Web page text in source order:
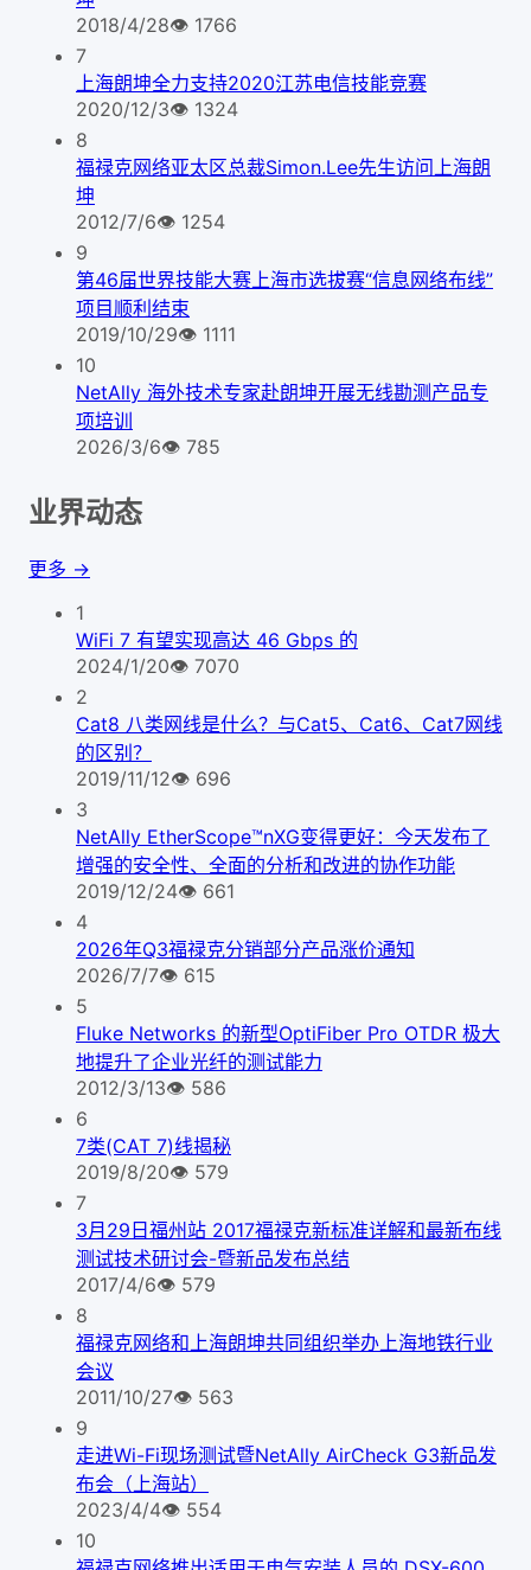
2018/4/28👁 1766
7
上海朗坤全力支持2020江苏电信技能竞赛
2020/12/3👁 1324
8
福禄克网络亚太区总裁Simon.Lee先生访问上海朗
坤
2012/7/6👁 1254
9
第46届世界技能大赛上海市选拔赛“信息网络布线”
项目顺利结束
2019/10/29👁 1111
10
NetAlly 海外技术专家赴朗坤开展无线勘测产品专
项培训
2026/3/6👁 785
业界动态
更多 →
1
WiFi 7 有望实现高达 46 Gbps 的
2024/1/20👁 7070
2
Cat8 八类网线是什么？与Cat5、Cat6、Cat7网线
的区别？
2019/11/12👁 696
3
NetAlly EtherScope™nXG变得更好：今天发布了
增强的安全性、全面的分析和改进的协作功能
2019/12/24👁 661
4
2026年Q3福禄克分销部分产品涨价通知
2026/7/7👁 615
5
Fluke Networks 的新型OptiFiber Pro OTDR 极大
地提升了企业光纤的测试能力
2012/3/13👁 586
6
7类(CAT 7)线揭秘
2019/8/20👁 579
7
3月29日福州站 2017福禄克新标准详解和最新布线
测试技术研讨会-暨新品发布总结
2017/4/6👁 579
8
福禄克网络和上海朗坤共同组织举办上海地铁行业
会议
2011/10/27👁 563
9
走进Wi-Fi现场测试暨NetAlly AirCheck G3新品发
布会（上海站）
2023/4/4👁 554
10